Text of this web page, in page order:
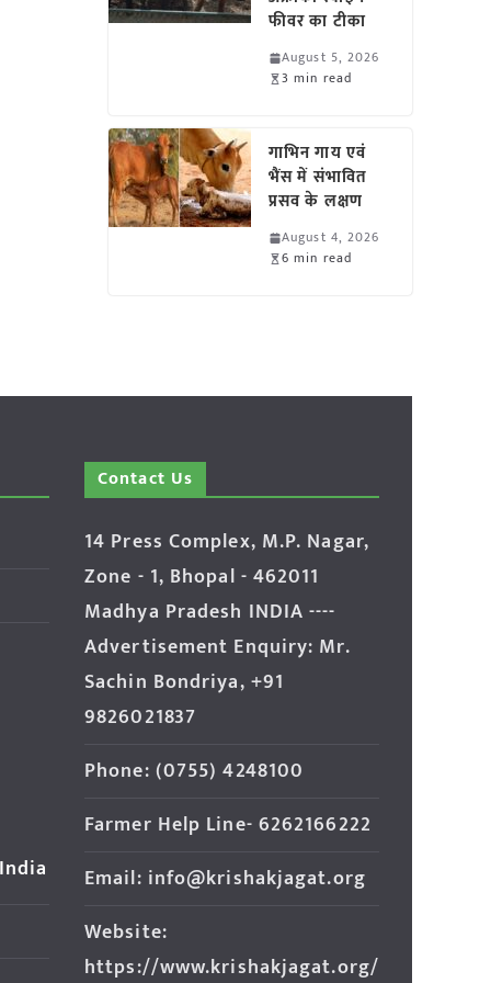
फीवर का टीका
August 5, 2026
3 min read
गाभिन गाय एवं
भैंस में संभावित
प्रसव के लक्षण
August 4, 2026
6 min read
Contact Us
14 Press Complex, M.P. Nagar,
Zone - 1, Bhopal - 462011
Madhya Pradesh INDIA ----
Advertisement Enquiry: Mr.
Sachin Bondriya, +91
9826021837
Phone: (0755) 4248100
Farmer Help Line- 6262166222
Email: info@krishakjagat.org
Website:
https://www.krishakjagat.org/